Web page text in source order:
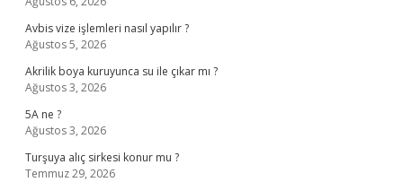
Avbis vize işlemleri nasıl yapılır ?
Ağustos 5, 2026
Akrilik boya kuruyunca su ile çıkar mı ?
Ağustos 3, 2026
5A ne ?
Ağustos 3, 2026
Turşuya alıç sirkesi konur mu ?
Temmuz 29, 2026